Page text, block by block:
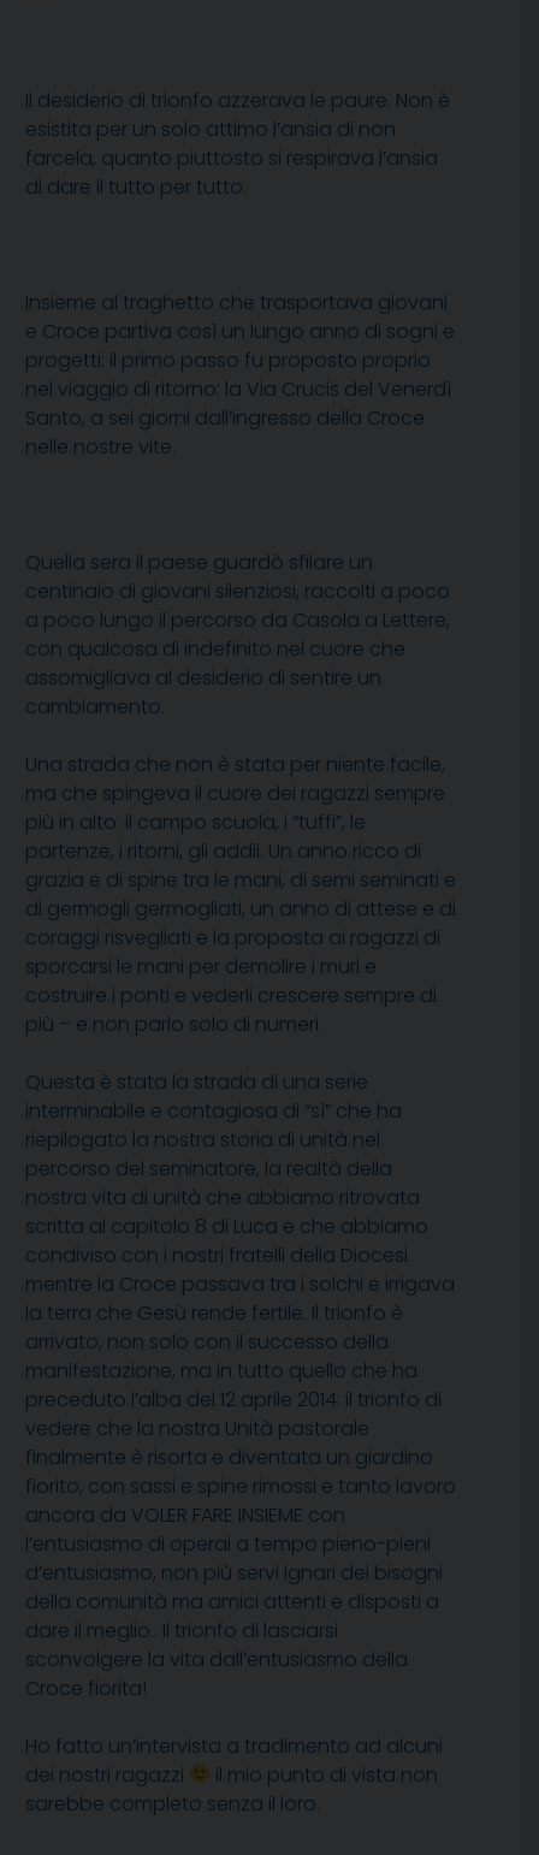
Il desiderio di trionfo azzerava le paure. Non è
esistita per un solo attimo l’ansia di non
farcela, quanto piuttosto si respirava l’ansia
di dare il tutto per tutto.
Insieme al traghetto che trasportava giovani
e Croce partiva così un lungo anno di sogni e
progetti: il primo passo fu proposto proprio
nel viaggio di ritorno: la Via Crucis del Venerdì
Santo, a sei giorni dall’ingresso della Croce
nelle nostre vite.
Quella sera il paese guardò sfilare un
centinaio di giovani silenziosi, raccolti a poco
a poco lungo il percorso da Casola a Lettere,
con qualcosa di indefinito nel cuore che
assomigliava al desiderio di sentire un
cambiamento.
Una strada che non è stata per niente facile,
ma che spingeva il cuore dei ragazzi sempre
più in alto: il campo scuola, i “tuffi”, le
partenze, i ritorni, gli addii. Un anno ricco di
grazia e di spine tra le mani, di semi seminati e
di germogli germogliati, un anno di attese e di
coraggi risvegliati e la proposta ai ragazzi di
sporcarsi le mani per demolire i muri e
costruire i ponti e vederli crescere sempre di
più – e non parlo solo di numeri.
Questa è stata la strada di una serie
interminabile e contagiosa di “sì” che ha
riepilogato la nostra storia di unità nel
percorso del seminatore, la realtà della
nostra vita di unità che abbiamo ritrovata
scritta al capitolo 8 di Luca e che abbiamo
condiviso con i nostri fratelli della Diocesi
mentre la Croce passava tra i solchi e irrigava
la terra che Gesù rende fertile. Il trionfo è
arrivato, non solo con il successo della
manifestazione, ma in tutto quello che ha
preceduto l’alba del 12 aprile 2014: il trionfo di
vedere che la nostra Unità pastorale
finalmente è risorta e diventata un giardino
fiorito, con sassi e spine rimossi e tanto lavoro
ancora da VOLER FARE INSIEME con
l’entusiasmo di operai a tempo pieno-pieni
d’entusiasmo, non più servi ignari dei bisogni
della comunità ma amici attenti e disposti a
dare il meglio.. Il trionfo di lasciarsi
sconvolgere la vita dall’entusiasmo della
Croce fiorita!
Ho fatto un’intervista a tradimento ad alcuni
dei nostri ragazzi
il mio punto di vista non
sarebbe completo senza il loro.